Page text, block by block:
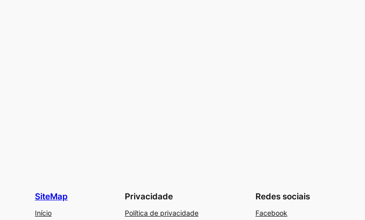
SiteMap
Início
Privacidade
Política de privacidade
Redes sociais
Facebook